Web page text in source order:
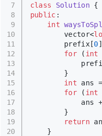
7
8
9
10
11
12
13
14
15
16
17
18
19
20
class
Solution {
public :
int
vector<
        prefix[
0
for ( int
        }
int ans
for ( int
ans
        }
return
    }